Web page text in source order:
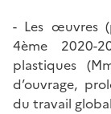
- Les œuvres
4ème 2020-
plastiques
d’ouvrage,
du travail